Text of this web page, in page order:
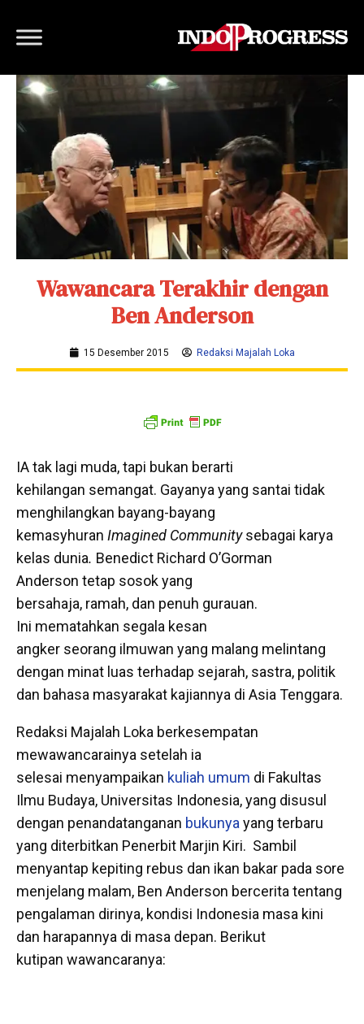
Wawancara Terakhir dengan
Ben Anderson
15 Desember 2015 Redaksi Majalah Loka
IA tak lagi muda, tapi bukan berarti
kehilangan semangat. Gayanya yang santai tidak
menghilangkan bayang-bayang
kemasyhuran Imagined Communitysebagai karya
kelas dunia. Benedict Richard O’Gorman
Anderson tetap sosok yang
bersahaja, ramah, dan penuh gurauan.
Ini mematahkan segala kesan
angker seorang ilmuwan yang malang melintang
dengan minat luas terhadap sejarah, sastra, politik
dan bahasa masyarakat kajiannya di Asia Tenggara.
Redaksi Majalah Loka berkesempatan
mewawancarainya setelah ia
selesai menyampaikan kuliah umum di Fakultas
Ilmu Budaya, Universitas Indonesia, yang disusul
dengan penandatanganan bukunya yang terbaru
yang diterbitkan Penerbit Marjin Kiri. Sambil
menyantap kepiting rebus dan ikan bakar pada sore
menjelang malam, Ben Anderson bercerita tentang
pengalaman dirinya, kondisi Indonesia masa kini
dan harapannya di masa depan. Berikut
kutipan wawancaranya: